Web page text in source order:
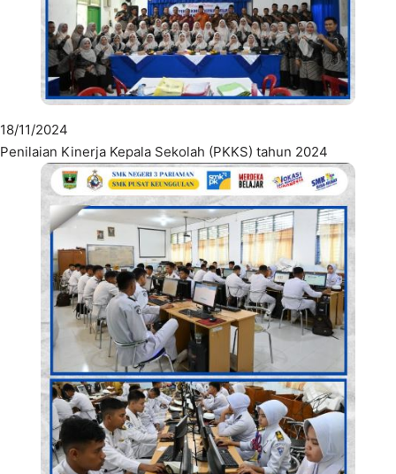
18/11/2024
Penilaian Kinerja Kepala Sekolah (PKKS) tahun 2024